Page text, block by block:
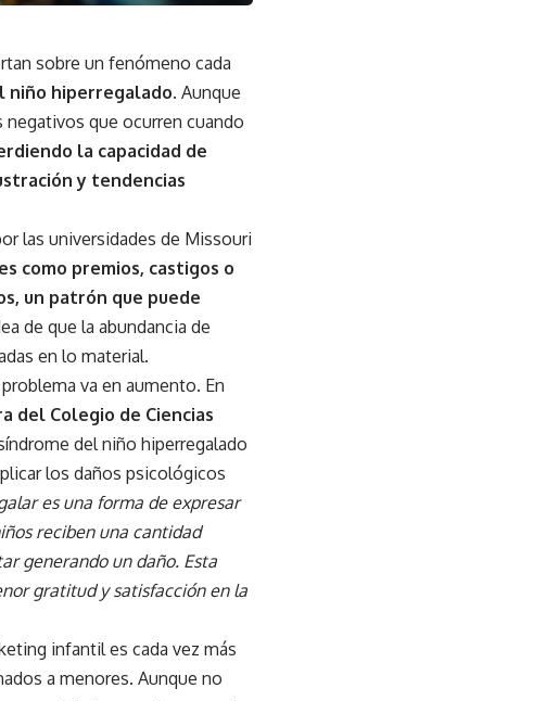
sobre un fenómeno cada
niño hiperregalado. Aunque
que ocurren cuando
la capacidad de
y tendencias
las universidades de Missouri
como premios, castigos o
un patrón que puede
de que la abundancia de
en lo material.
va en aumento. En
del Colegio de Ciencias
del niño hiperregalado
los daños psicológicos
es una forma de expresar
reciben una cantidad
generando un daño. Esta
gratitud y satisfacción en la
infantil es cada vez más
a menores. Aunque no